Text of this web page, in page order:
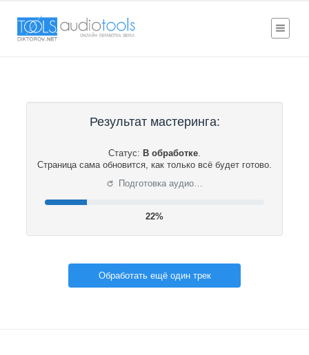
Результат мастеринга:
Статус: В обработке.
Страница сама обновится, как только всё будет готово.
⟳ Подготовка аудио…
22%
Обработать ещё один трек